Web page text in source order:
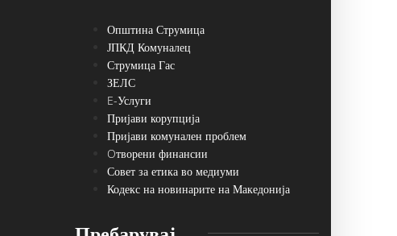
Општина Струмица
ЈПКД Комуналец
Струмица Гас
ЗЕЛС
E-Услуги
Пријави корупција
Пријави комунален проблем
Oтворени финансии
Совет за етика во медиуми
Кодекс на новинарите на Македонија